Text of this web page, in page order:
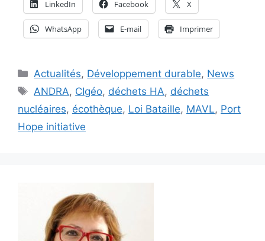
LinkedIn Facebook X
WhatsApp E-mail Imprimer
Catégories
Actualités, Développement durable, News
Étiquettes
ANDRA, CIgéo, déchets HA, déchets
nucléaires, écothèque, Loi Bataille, MAVL, Port
Hope initiative